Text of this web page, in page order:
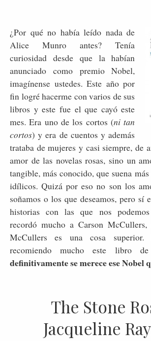
¿Por qué no había leído nada de
Alice Munro antes? Tenía
curiosidad desde que la habían
anunciado como premio Nobel,
imagínense ustedes. Este año por
fin logré hacerme con varios de sus
libros y este fue el que cayó este
mes. Era uno de los cortos (ni tan
cortos) y era de cuentos y además
trataba de mujeres y casi siempre, de
amor de las novelas rosas, sino un
tangible, más conocido, que suena
idílicos. Quizá por eso no son los
soñamos o los que deseamos, pero sí
historias con las que nos
recordó mucho a Carson
McCullers es una cosa superior.
recomiendo mucho este libro
definitivamente se merece ese Nobel
The Stone
Jacqueline